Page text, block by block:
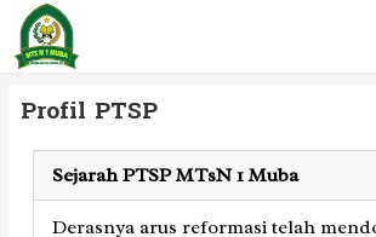
Profil PTSP
Sejarah PTSP MTsN 1 Muba
Derasnya arus reformasi telah